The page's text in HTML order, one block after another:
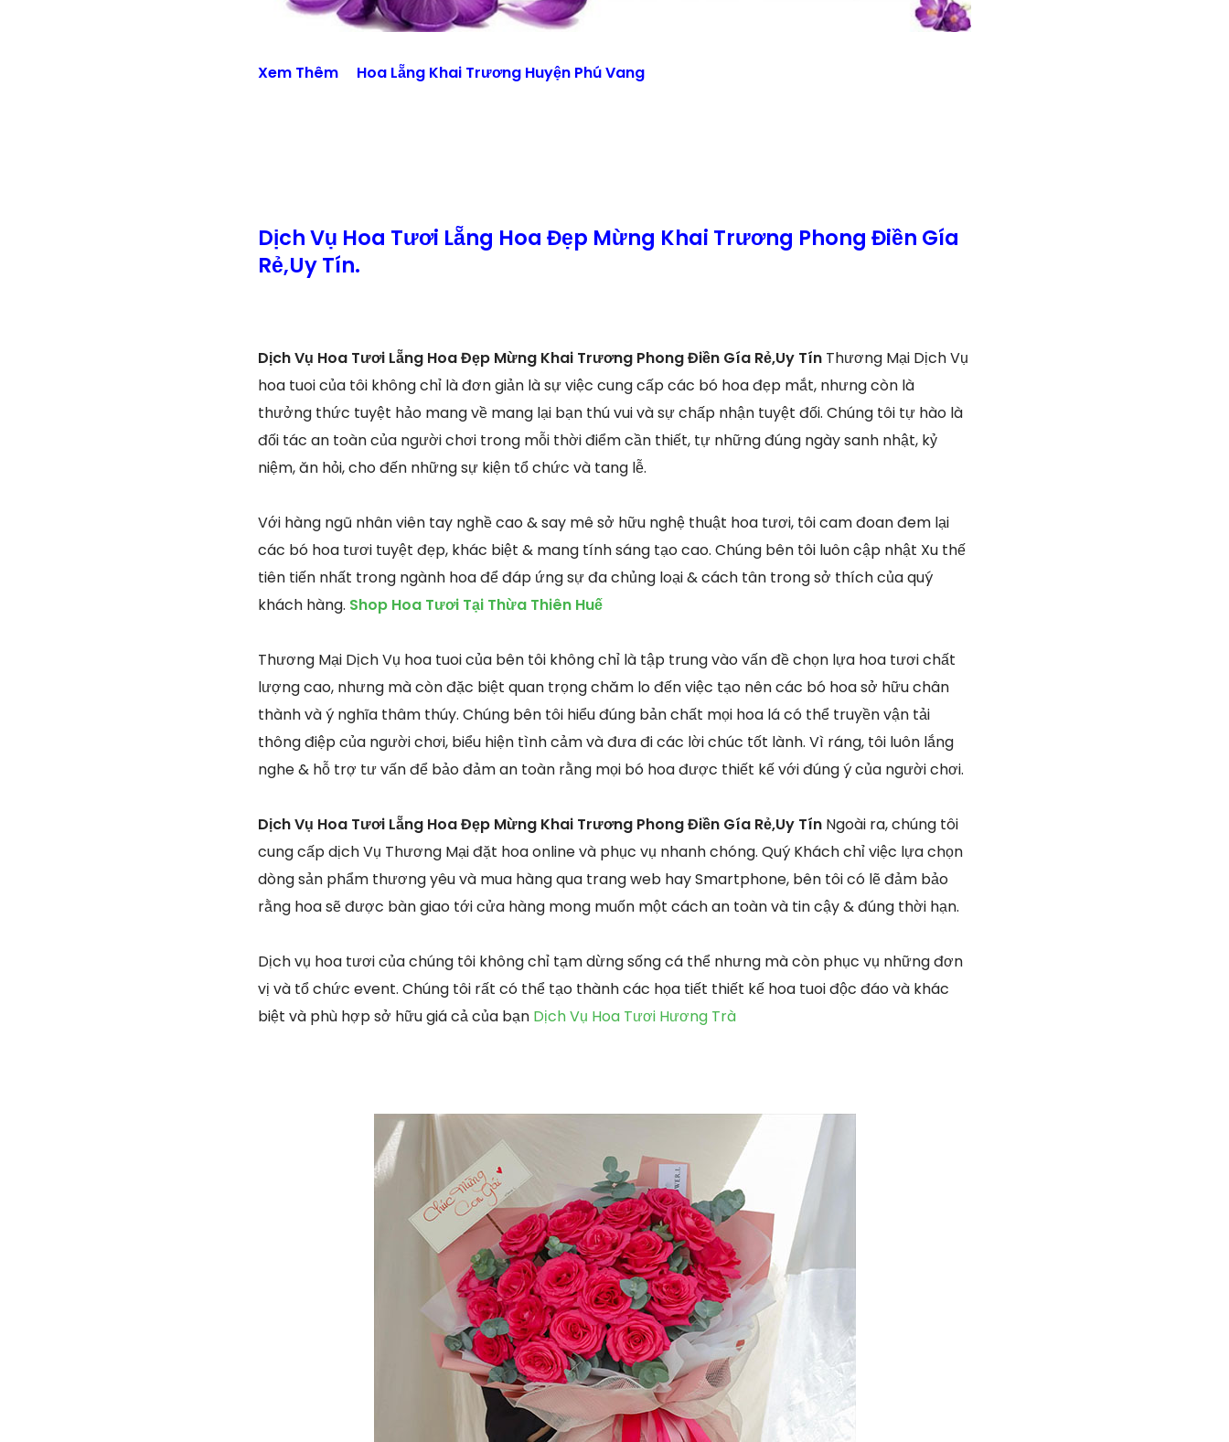
Xem Thêm Hoa Lẵng Khai Trương Huyện Phú Vang
Dịch Vụ Hoa Tươi Lẵng Hoa Đẹp Mừng Khai Trương Phong Điền Gía
Rẻ,Uy Tín.
Dịch Vụ Hoa Tươi Lẵng Hoa Đẹp Mừng Khai Trương Phong Điền Gía Rẻ,Uy Tín Thương Mại Dịch Vụ
hoa tuoi của tôi không chỉ là đơn giản là sự việc cung cấp các bó hoa đẹp mắt, nhưng còn là
thưởng thức tuyệt hảo mang về mang lại bạn thú vui và sự chấp nhận tuyệt đối. Chúng tôi tự hào là
đối tác an toàn của người chơi trong mỗi thời điểm cần thiết, tự những đúng ngày sanh nhật, kỷ
niệm, ăn hỏi, cho đến những sự kiện tổ chức và tang lễ.
Với hàng ngũ nhân viên tay nghề cao & say mê sở hữu nghệ thuật hoa tươi, tôi cam đoan đem lại
các bó hoa tươi tuyệt đẹp, khác biệt & mang tính sáng tạo cao. Chúng bên tôi luôn cập nhật Xu thế
tiên tiến nhất trong ngành hoa để đáp ứng sự đa chủng loại & cách tân trong sở thích của quý
khách hàng. Shop Hoa Tươi Tại Thừa Thiên Huế
Thương Mại Dịch Vụ hoa tuoi của bên tôi không chỉ là tập trung vào vấn đề chọn lựa hoa tươi chất
lượng cao, nhưng mà còn đặc biệt quan trọng chăm lo đến việc tạo nên các bó hoa sở hữu chân
thành và ý nghĩa thâm thúy. Chúng bên tôi hiểu đúng bản chất mọi hoa lá có thể truyền vận tải
thông điệp của người chơi, biểu hiện tình cảm và đưa đi các lời chúc tốt lành. Vì ráng, tôi luôn lắng
nghe & hỗ trợ tư vấn để bảo đảm an toàn rằng mọi bó hoa được thiết kế với đúng ý của người chơi.
Dịch Vụ Hoa Tươi Lẵng Hoa Đẹp Mừng Khai Trương Phong Điền Gía Rẻ,Uy Tín Ngoài ra, chúng tôi
cung cấp dịch Vụ Thương Mại đặt hoa online và phục vụ nhanh chóng. Quý Khách chỉ việc lựa chọn
dòng sản phẩm thương yêu và mua hàng qua trang web hay Smartphone, bên tôi có lẽ đảm bảo
rằng hoa sẽ được bàn giao tới cửa hàng mong muốn một cách an toàn và tin cậy & đúng thời hạn.
Dịch vụ hoa tươi của chúng tôi không chỉ tạm dừng sống cá thể nhưng mà còn phục vụ những đơn
vị và tổ chức event. Chúng tôi rất có thể tạo thành các họa tiết thiết kế hoa tuoi độc đáo và khác
biệt và phù hợp sở hữu giá cả của bạn Dịch Vụ Hoa Tươi Hương Trà